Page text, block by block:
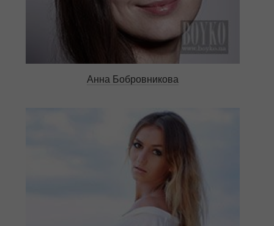
Анна Бобровникова